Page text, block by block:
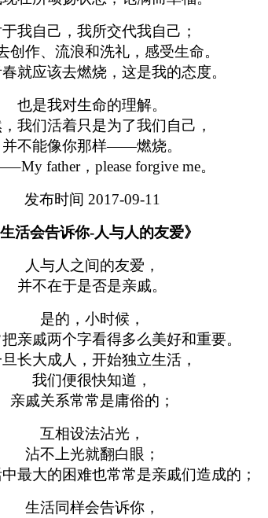
我自己，我所交代我自己；
创作、流浪和洗礼，感受生命。
就应该去燃烧，这是我的态度。
也是我对生命的理解。
我们活着只是为了我们自己，
并不能像你那样——燃烧。
father，please forgive me。
发布时间 2017-09-11
生活会告诉你-人与人的友爱》
人与人之间的友爱，
并不在于是否是亲戚。
是的，小时候，
亲戚两个字看得多么美好和重要。
长大成人，开始独立生活，
我们便很快知道，
亲戚关系常常是庸俗的；
互相设法沾光，
沾不上光就翻白眼；
最大的困难也常常是亲戚们造成的；
生活同样会告诉你，